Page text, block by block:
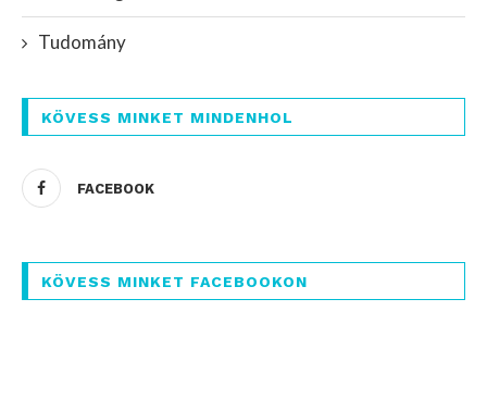
Tudomány
KÖVESS MINKET MINDENHOL
FACEBOOK
KÖVESS MINKET FACEBOOKON